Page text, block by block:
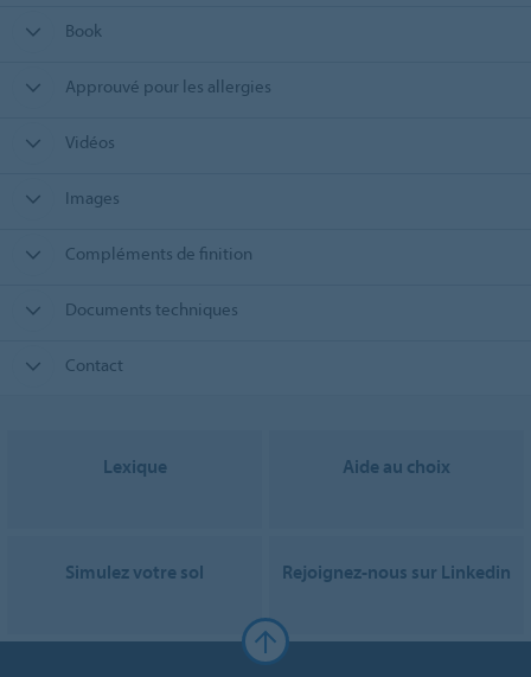
Book
Approuvé pour les allergies
Vidéos
Images
Compléments de finition
Documents techniques
Contact
Lexique Aide au choix
Simulez votre sol Rejoignez-nous sur Linkedin